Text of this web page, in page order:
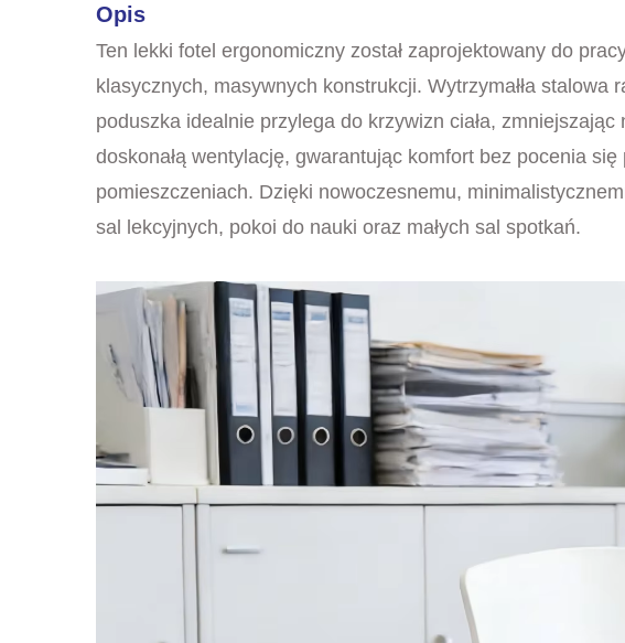
Opis
Ten lekki fotel ergonomiczny został zaprojektowany do
klasycznych, masywnych konstrukcji. Wytrzymałła
poduszka idealnie przylega do krzywizn ciała,
doskonałą wentylację, gwarantując komfort bez pocenia
pomieszczeniach. Dzięki nowoczesnemu,
sal lekcyjnych, pokoi do nauki oraz małych sal spotkań.